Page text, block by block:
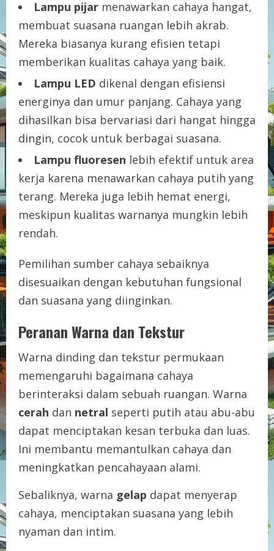
Lampu pijar menawarkan cahaya hangat,
membuat suasana ruangan lebih akrab.
Mereka biasanya kurang efisien tetapi
memberikan kualitas cahaya yang baik.
Lampu LED dikenal dengan efisiensi
energinya dan umur panjang. Cahaya yang
dihasilkan bisa bervariasi dari hangat hingga
dingin, cocok untuk berbagai suasana.
Lampu fluoresen lebih efektif untuk area
kerja karena menawarkan cahaya putih yang
terang. Mereka juga lebih hemat energi,
meskipun kualitas warnanya mungkin lebih
rendah.
Pemilihan sumber cahaya sebaiknya
disesuaikan dengan kebutuhan fungsional
dan suasana yang diinginkan.
Peranan Warna dan Tekstur
Warna dinding dan tekstur permukaan
memengaruhi bagaimana cahaya
berinteraksi dalam sebuah ruangan. Warna
cerah dan netral seperti putih atau abu-abu
dapat menciptakan kesan terbuka dan luas.
Ini membantu memantulkan cahaya dan
meningkatkan pencahayaan alami.
Sebaliknya, warna gelap dapat menyerap
cahaya, menciptakan suasana yang lebih
nyaman dan intim.